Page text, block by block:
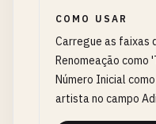
COMO USAR
Carregue as faixas
Renomeação como
Número Inicial
artista no campo